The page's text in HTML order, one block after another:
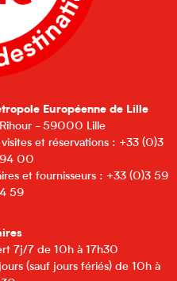
Européenne de Lille
Rihour - 59000 Lille
et réservations : +33 (0)3
00
et fournisseurs : +33 (0)3 59
59
7j/7 de 10h à 17h30
(sauf jours fériés) de 10h à